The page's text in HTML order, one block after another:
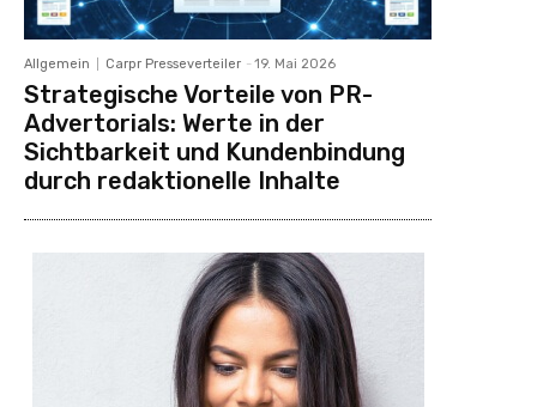
Allgemein Carpr Presseverteiler - 19. Mai 2026
Strategische Vorteile von PR-
Advertorials: Werte in der
Sichtbarkeit und Kundenbindung
durch redaktionelle Inhalte